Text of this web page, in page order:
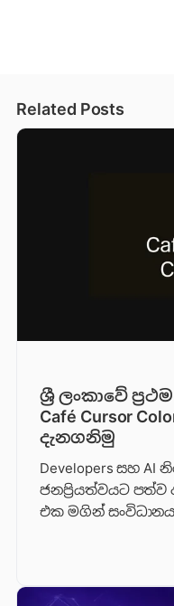
Related Posts
ශ්‍රී ලංකාවේ
Café Cursor
දැනගනිමු
Developers සහ
ජනප්‍රියත්වයට පත්ව
එක මගින් සංවිධානය